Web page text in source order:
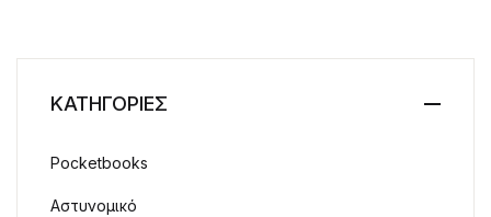
ΚΑΤΗΓΟΡΙΕΣ
Pocketbooks
Αστυνομικό